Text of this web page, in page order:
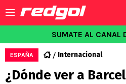
SUMATE AL CANAL
ESPAÑA Internacional
¿Dónde ver a